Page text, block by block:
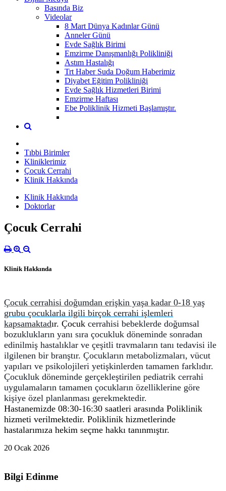
Basında Biz
Videolar
8 Mart Dünya Kadınlar Günü
Anneler Günü
Evde Sağlık Birimi
Emzirme Danışmanlığı Polikliniği
Astım Hastalığı
Trt Haber Suda Doğum Haberimiz
Diyabet Eğitim Polikliniği
Evde Sağlık Hizmetleri Birimi
Emzirme Haftası
Ebe Poliklinik Hizmeti Başlamıştır.
Tıbbi Birimler
Kliniklerimiz
Çocuk Cerrahi
Klinik Hakkında
Klinik Hakkında
Doktorlar
Çocuk Cerrahi
Klinik Hakkında
Çocuk cerrahisi doğumdan erişkin yaşa kadar 0-18 yaş
grubu çocuklarla ilgili birçok cerrahi işlemleri
kapsamaktadır. Çocuk cerrahisi bebeklerde doğumsal
bozuklukların yanı sıra çocukluk döneminde sonradan
edinilmiş hastalıklar ve çeşitli travmaların tanı tedavisi ile
ilgilenen bir branştır. Çocukların metabolizmaları, vücut
yapıları ve psikolojileri yetişkinlerden tamamen farklıdır.
Çocukluk döneminde gerçekleştirilen pediatrik cerrahi
uygulamaların tamamen çocukların özelliklerine göre
kişiye özel planlanması gerekmektedir.
Hastanemizde 08:30-16:30 saatleri arasında Poliklinik
hizmeti verilmektedir. Poliklinik hizmetlerinde
hastalarımıza hekim seçme hakkı tanınmıştır.
20 Ocak 2026
Bilgi Edinme